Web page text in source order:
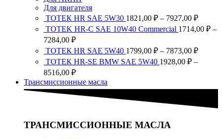
Для двигателя
ТОТЕК HR SAE 5W30 1821,00 ₽ – 7927,00 ₽
цен:
TOTEK HR-C SAE 10W40 Commercial 1714,00 ₽ –
7284,00 ₽Диапазон
цен:
1714,00 ₽
–
ТОТЕК HR SAE 5W40 1799,00 ₽ – 7873,00 ₽
ТОТЕК HR-SE BMW SAE 5W40 1928,00 ₽ –
8516,00 ₽Диапазон
цен:
1928,00 ₽
Трансмиссионные масла
ТРАНСМИССИОННЫЕ МАСЛА